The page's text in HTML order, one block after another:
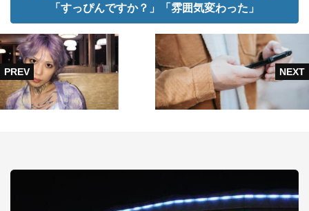
「すっぴんですか？」「雰囲気変わった」